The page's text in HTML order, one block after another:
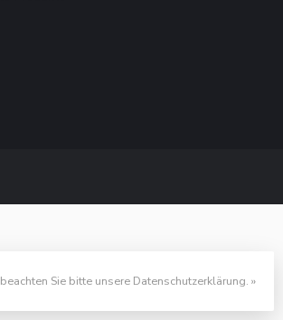
Sie bitte unsere Datenschutzerklärung. »